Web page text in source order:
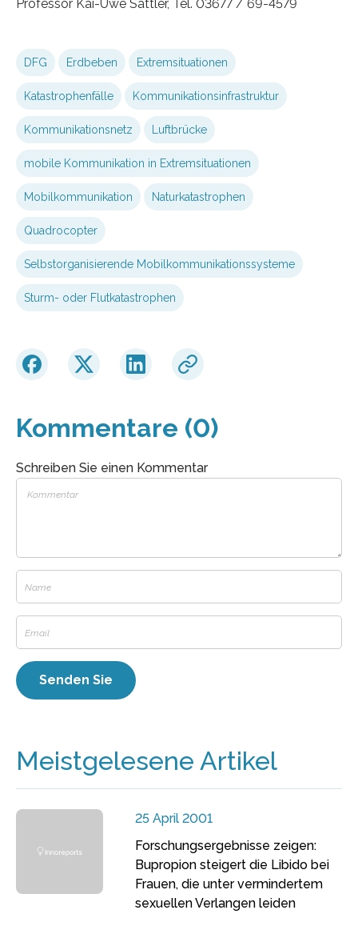
Professor Kai-Uwe Sattler, Tel. 03677 / 69-4579
DFG Erdbeben Extremsituationen
Katastrophenfälle Kommunikationsinfrastruktur
Kommunikationsnetz Luftbrücke
mobile Kommunikation in Extremsituationen
Mobilkommunikation Naturkatastrophen
Quadrocopter
Selbstorganisierende Mobilkommunikationssysteme
Sturm- oder Flutkatastrophen
Kommentare (0)
Schreiben Sie einen Kommentar
Meistgelesene Artikel
25 April 2001
Forschungsergebnisse zeigen:
Bupropion steigert die Libido bei
Frauen, die unter vermindertem
sexuellen Verlangen leiden